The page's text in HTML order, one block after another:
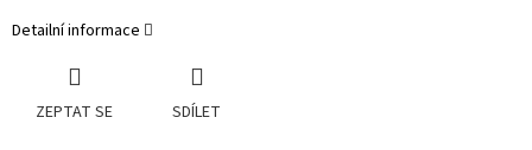
Detailní informace
ZEPTAT SE SDÍLET